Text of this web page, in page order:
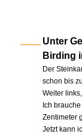
Unter
Birding
Der
schon bis
Weiter
Ich
Zentimeter
Jetzt kann